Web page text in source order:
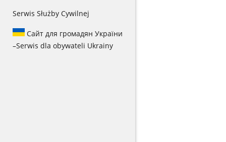
Serwis Służby Cywilnej
Сайт для громадян України
–Serwis dla obywateli Ukrainy